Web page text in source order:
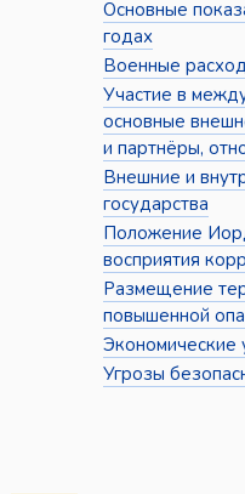
Основные
годах
Военные
Участие в
основные
и партнёры,
Внешние и
государства
Положение
восприятия
Размещение
повышенной
Экономические
Угрозы